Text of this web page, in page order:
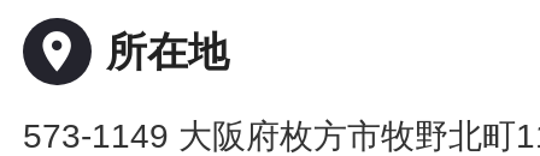
place 所在地
573-1149 大阪府枚方市牧野北町